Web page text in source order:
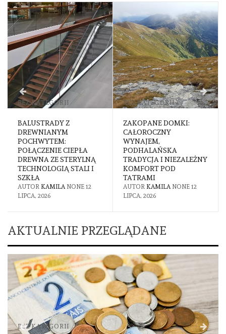
BEZ KATEGORII
BALUSTRADY Z
DREWNIANYM
POCHWYTEM:
POŁĄCZENIE CIEPŁA
DREWNA ZE STERYLNĄ
TECHNOLOGIĄ STALI I
SZKŁA
AUTOR KAMILA NONE 12
LIPCA, 2026
BEZ KATEGORII
ZAKOPANE DOMKI:
CAŁOROCZNY
WYNAJEM,
PODHALAŃSKA
TRADYCJA I NIEZALEŻNY
KOMFORT POD
TATRAMI
AUTOR KAMILA NONE 12
LIPCA, 2026
AKTUALNIE PRZEGLĄDANE
BEZ KATEGORII